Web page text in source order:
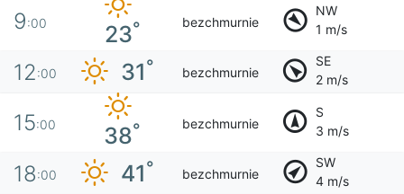
9:00 23° bezchmurnie
NW
1 m/s
12:00 31° bezchmurnie
SE
2 m/s
15:00 38° bezchmurnie
S
3 m/s
18:00 41° bezchmurnie
SW
4 m/s